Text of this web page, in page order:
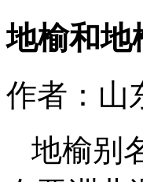
地榆和地
作者：山
地榆别